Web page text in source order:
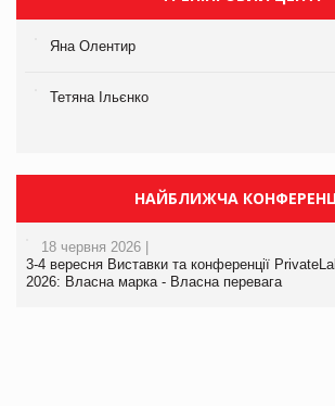
Яна Олентир
Тетяна Ільєнко
НАЙБЛИЖЧА
18 червня 2026 |
3-4 вересня Виставки та конференції
2026: Власна марка - Власна перевага